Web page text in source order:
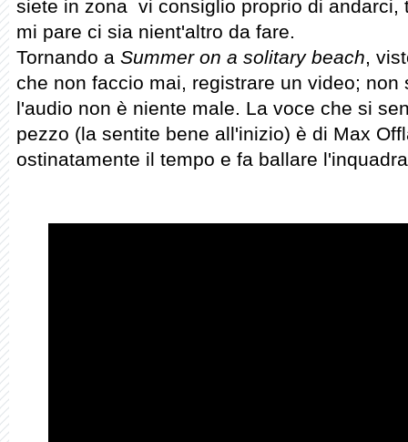
siete in zona vi consiglio proprio di andarci,
mi pare ci sia nient'altro da fare.
Tornando a Summer on a solitary beach,
che non faccio mai, registrare un video; non
l'audio non è niente male. La voce che si
pezzo (la sentite bene all'inizio) è di Max
ostinatamente il tempo e fa ballare